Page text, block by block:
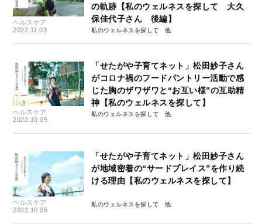
ヘルスケア
2022.11.03
の軌跡【私のウェルネスを探して 大久
保佳代子さん 後編】
私のウェルネスを探して
ヘルスケア
2022.10.05
「せたがや子育てネット」松田妙子さん
がコロナ禍のフードパントリー活動で感
じた胸のザワザワと“お互い様”の互助精
神【私のウェルネスを探して】
私のウェルネスを探して
ヘルスケア
2022.10.05
「せたがや子育てネット」松田妙子さん
が地域密着の“サードプレイス”を作り続
ける理由【私のウェルネスを探して】
私のウェルネスを探して